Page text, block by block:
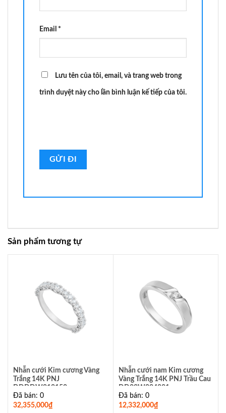
Email *
Lưu tên của tôi, email, và trang web trong
trình duyệt này cho lần bình luận kế tiếp của tôi.
Sản phẩm tương tự
Nhẫn cưới Kim cương Vàng
Trắng 14K PNJ
DDDDW010150
Đã bán: 0
32,355,000₫
Nhẫn cưới nam Kim cương
Vàng Trắng 14K PNJ Trầu Cau
DD00W004881
Đã bán: 0
12,332,000₫